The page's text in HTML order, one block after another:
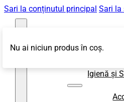
Sari la conținutul principal Sari la
Igienă și
Nu ai niciun produs în coș.